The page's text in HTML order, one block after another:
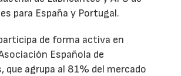
para España y Portugal.
de forma activa en
Española de
que agrupa al 81% del mercado